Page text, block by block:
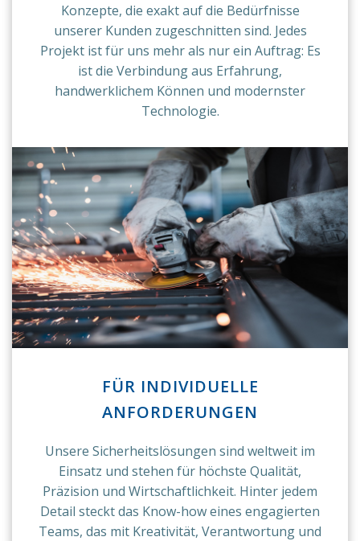
Konzepte, die exakt auf die Bedürfnisse
unserer Kunden zugeschnitten sind. Jedes
Projekt ist für uns mehr als nur ein Auftrag: Es
ist die Verbindung aus Erfahrung,
handwerklichem Können und modernster
Technologie.
FÜR INDIVIDUELLE
ANFORDERUNGEN
Unsere Sicherheitslösungen sind weltweit im
Einsatz und stehen für höchste Qualität,
Präzision und Wirtschaftlichkeit. Hinter jedem
Detail steckt das Know-how eines engagierten
Teams, das mit Kreativität, Verantwortung und